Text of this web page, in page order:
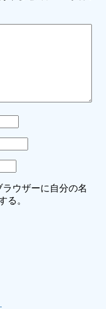
ウザーに自分の名
る。